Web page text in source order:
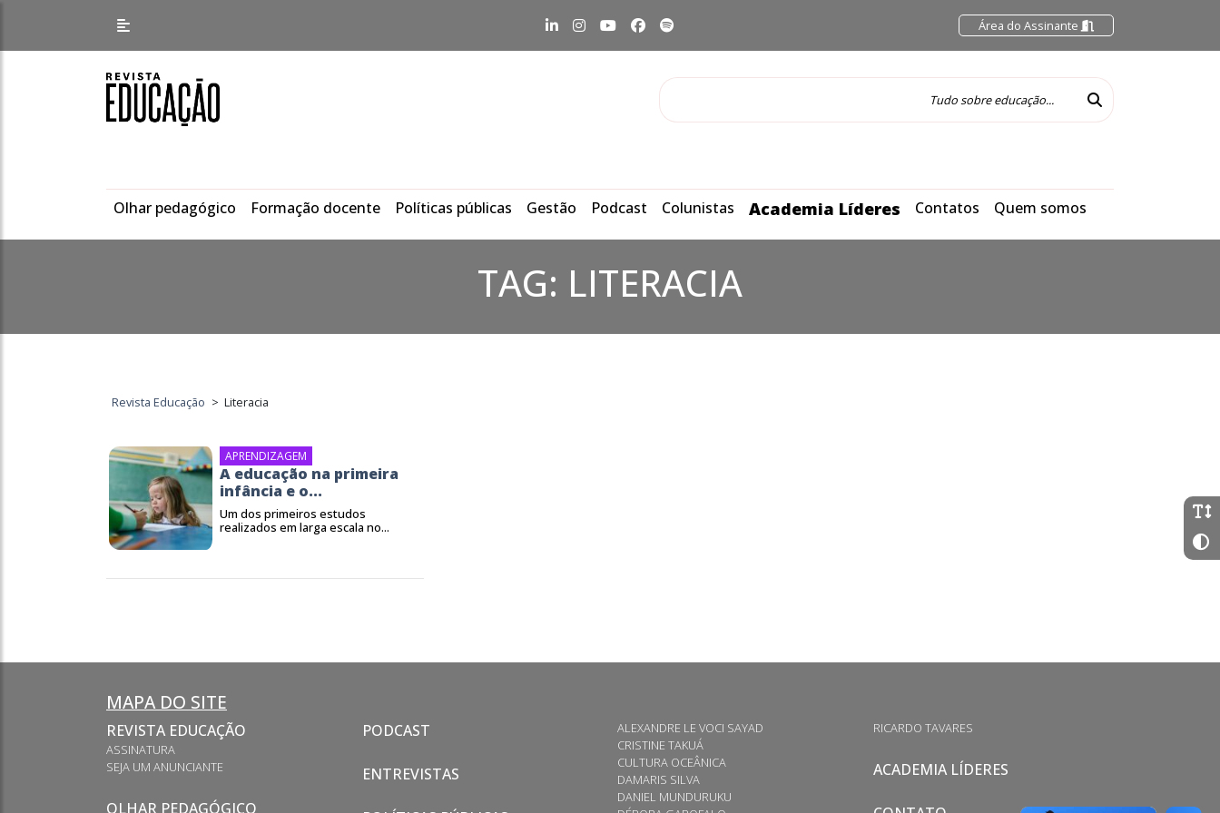
Área do Assinante
Olhar pedagógico Formação docente Políticas públicas Gestão Podcast Colunistas Academia Líderes Contatos Quem somos
TAG: LITERACIA
Revista Educação > Literacia
APRENDIZAGEM
A educação na primeira
infância e o...
Um dos primeiros estudos
realizados em larga escala no...
MAPA DO SITE
REVISTA EDUCAÇÃO
ASSINATURA
SEJA UM ANUNCIANTE
OLHAR PEDAGÓGICO
PODCAST
ENTREVISTAS
ALEXANDRE LE VOCI SAYAD
CRISTINE TAKUÁ
CULTURA OCEÂNICA
DAMARIS SILVA
DANIEL MUNDURUKU
RICARDO TAVARES
ACADEMIA LÍDERES